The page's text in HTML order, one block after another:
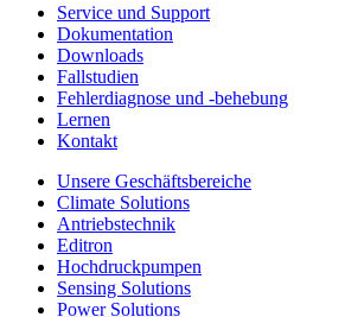
Service und Support
Dokumentation
Downloads
Fallstudien
Fehlerdiagnose und -behebung
Lernen
Kontakt
Unsere Geschäftsbereiche
Climate Solutions
Antriebstechnik
Editron
Hochdruckpumpen
Sensing Solutions
Power Solutions